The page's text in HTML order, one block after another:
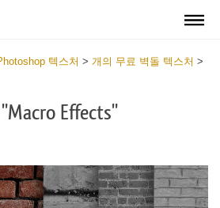
텍스처 > 개의 무료 벽돌 텍스처 >
Effects"